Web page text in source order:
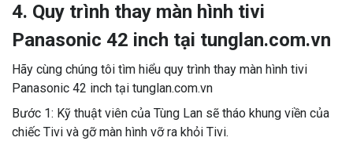
4. Quy trình thay màn hình tivi
Panasonic 42 inch tại tunglan.com.vn
Hãy cùng chúng tôi tìm hiểu quy trình thay màn hình tivi
Panasonic 42 inch tại tunglan.com.vn
Bước 1: Kỹ thuật viên của Tùng Lan sẽ tháo khung viền của
chiếc Tivi và gỡ màn hình vỡ ra khỏi Tivi.